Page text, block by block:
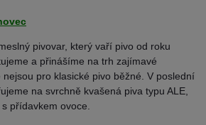
pivovar, který vaří pivo od roku
a přinášíme na trh zajímavé
pro klasické pivo běžné. V poslední
na svrchně kvašená piva typu ALE,
s přídavkem ovoce.